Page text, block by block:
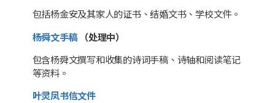
包括杨金安及其家人的证书、结婚文书、学校文件。
杨舜文手稿 （处理中）
包含杨舜文撰写和收集的诗词手稿、诗轴和阅读笔记
等资料。
叶灵凤书信文件